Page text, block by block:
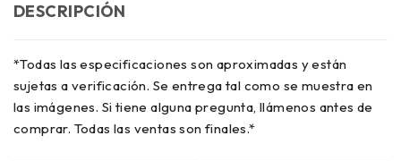
DESCRIPCIÓN
*Todas las especificaciones son aproximadas y están
sujetas a verificación. Se entrega tal como se muestra en
las imágenes. Si tiene alguna pregunta, llámenos antes de
comprar. Todas las ventas son finales.*